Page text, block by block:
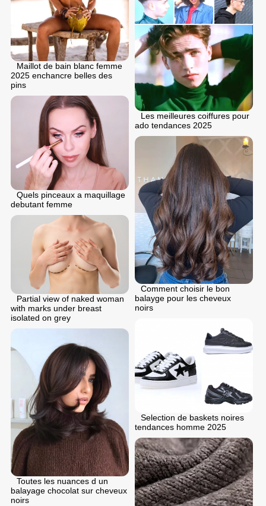
Maillot de bain blanc femme
2025 enchancre belles des
pins
Les meilleures coiffures pour
ado tendances 2025
Quels pinceaux a maquillage
debutant femme
Comment choisir le bon
balayge pour les cheveux
noirs
Partial view of naked woman
with marks under breast
isolated on grey
Selection de baskets noires
tendances homme 2025
Toutes les nuances d un
balayage chocolat sur cheveux
noirs